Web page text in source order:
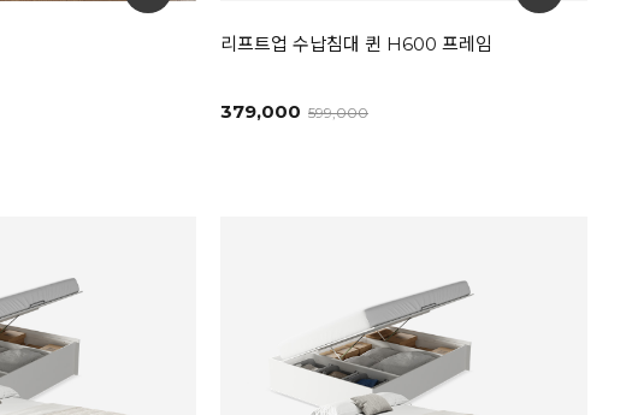
리프트업 수납침대 퀸 H600 프레임
379,000 599,000